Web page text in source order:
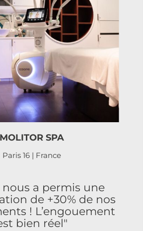
SPA
France
permis une
+30% de nos
réel"